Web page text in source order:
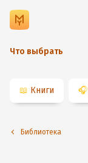
Что выбрать
📖 Книги 🎧
Библиотека